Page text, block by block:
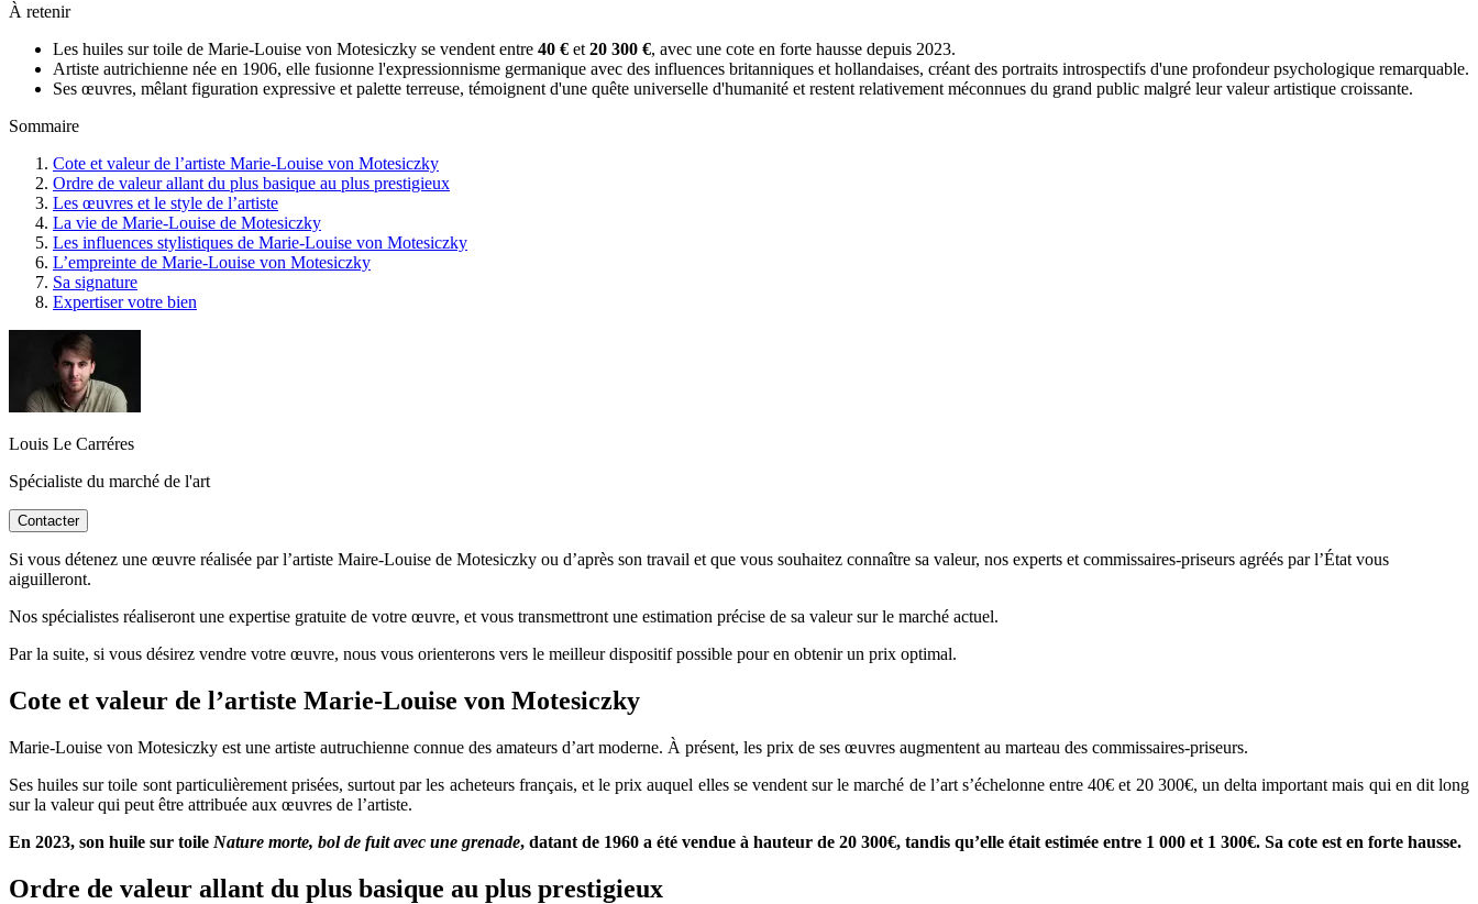
À retenir
Les huiles sur toile de Marie-Louise von Motesiczky se vendent entre 40 € et 20 300 €, avec une cote en forte hausse depuis 2023.
Artiste autrichienne née en 1906, elle fusionne l'expressionnisme germanique avec des influences britanniques et hollandaises, créant des portraits introspectifs d'une profondeur psychologique remarquable.
Ses œuvres, mêlant figuration expressive et palette terreuse, témoignent d'une quête universelle d'humanité et restent relativement méconnues du grand public malgré leur valeur artistique croissante.
Sommaire
Cote et valeur de l’artiste Marie-Louise von Motesiczky
Ordre de valeur allant du plus basique au plus prestigieux
Les œuvres et le style de l’artiste
La vie de Marie-Louise de Motesiczky
Les influences stylistiques de Marie-Louise von Motesiczky
L’empreinte de Marie-Louise von Motesiczky
Sa signature
Expertiser votre bien
Louis Le Carréres
Spécialiste du marché de l'art
Contacter
Si vous détenez une œuvre réalisée par l’artiste Maire-Louise de Motesiczky ou d’après son travail et que vous souhaitez connaître sa valeur, nos experts et commissaires-priseurs agréés par l’État vous
aiguilleront.
Nos spécialistes réaliseront une expertise gratuite de votre œuvre, et vous transmettront une estimation précise de sa valeur sur le marché actuel.
Par la suite, si vous désirez vendre votre œuvre, nous vous orienterons vers le meilleur dispositif possible pour en obtenir un prix optimal.
Cote et valeur de l’artiste Marie-Louise von Motesiczky
Marie-Louise von Motesiczky est une artiste autruchienne connue des amateurs d’art moderne. À présent, les prix de ses œuvres augmentent au marteau des commissaires-priseurs.
Ses huiles sur toile sont particulièrement prisées, surtout par les acheteurs français, et le prix auquel elles se vendent sur le marché de l’art s’échelonne entre 40€ et 20 300€, un delta important mais qui en dit long
sur la valeur qui peut être attribuée aux œuvres de l’artiste.
En 2023, son huile sur toile Nature morte, bol de fuit avec une grenade, datant de 1960 a été vendue à hauteur de 20 300€, tandis qu’elle était estimée entre 1 000 et 1 300€. Sa cote est en forte hausse.
Ordre de valeur allant du plus basique au plus prestigieux